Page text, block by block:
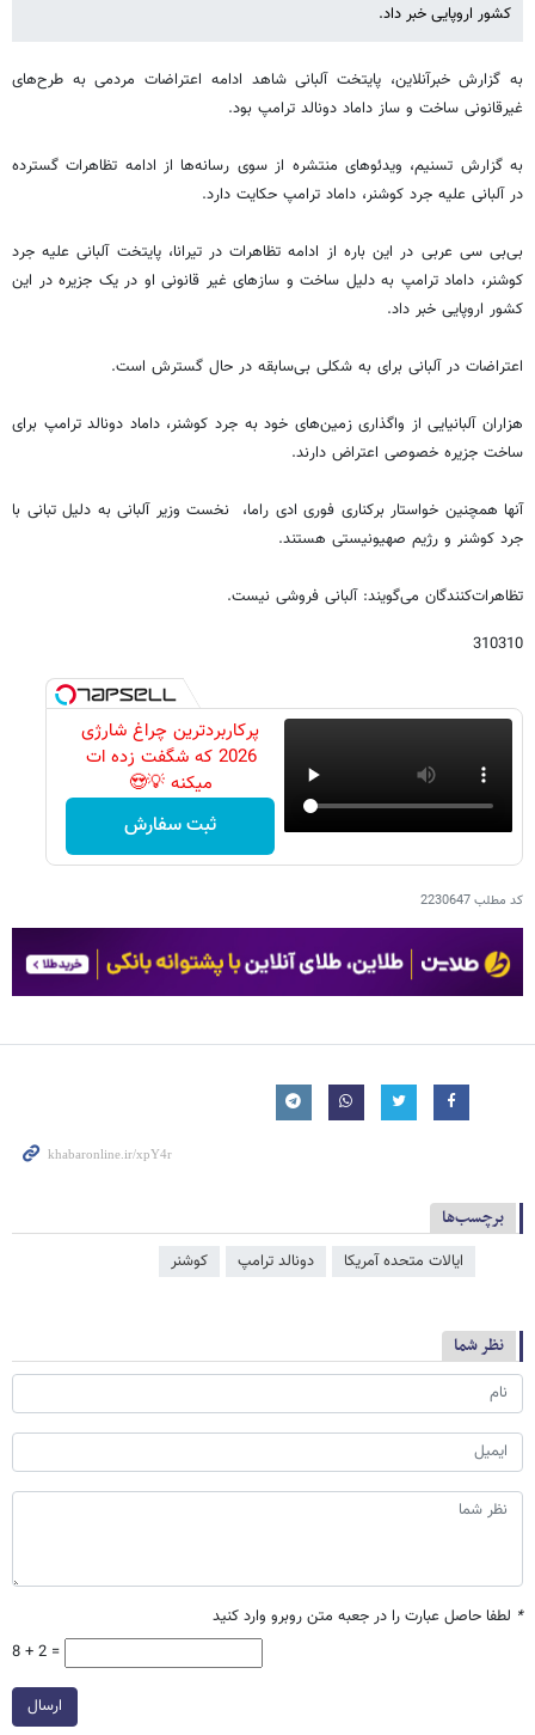
کشور اروپایی خبر داد.
به گزارش خبرآنلاین، پایتخت آلبانی شاهد ادامه اعتراضات مردمی به طرح‌های
غیرقانونی ساخت و ساز داماد دونالد ترامپ بود.
به گزارش تسنیم، ویدئوهای منتشره از سوی رسانه‌ها از ادامه تظاهرات گسترده
در آلبانی علیه جرد کوشنر، داماد ترامپ حکایت دارد.
بی‌بی سی عربی در این باره از ادامه تظاهرات در تیرانا، پایتخت آلبانی علیه جرد
کوشنر، داماد ترامپ به دلیل ساخت‌ و سازهای غیر قانونی او در یک جزیره در این
کشور اروپایی خبر داد.
اعتراضات در آلبانی برای به شکلی بی‌سابقه در حال گسترش است.
هزاران آلبانیایی از واگذاری زمین‌های خود به جرد کوشنر، داماد دونالد ترامپ برای
ساخت جزیره خصوصی اعتراض دارند.
آنها همچنین خواستار برکناری فوری ادی راما، نخست وزیر آلبانی به دلیل تبانی با
جرد کوشنر و رژیم صهیونیستی هستند.
تظاهرات‌کنندگان می‌گویند: آلبانی فروشی نیست.
310310
پرکاربردترین چراغ شارژی
2026 که شگفت زده ات
میکنه 💡😍
ثبت سفارش
کد مطلب2230647
برچسب‌ها
ایالات متحده آمریکا دونالد ترامپ کوشنر
نظر شما
* لطفا حاصل عبارت را در جعبه متن روبرو وارد کنید
8 + 2 =
ارسال